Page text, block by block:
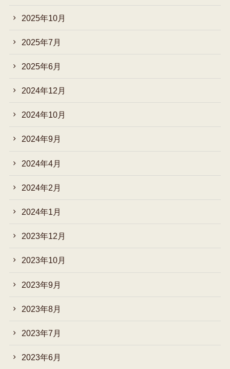
2025年10月
2025年7月
2025年6月
2024年12月
2024年10月
2024年9月
2024年4月
2024年2月
2024年1月
2023年12月
2023年10月
2023年9月
2023年8月
2023年7月
2023年6月